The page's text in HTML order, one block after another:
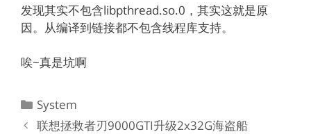
发现其实不包含libpthread.so.0，其实这就是原
因。从编译到链接都不包含线程库支持。
唉~真是坑啊
分
类
System
联想拯救者刃9000GTI升级2x32G海盗船